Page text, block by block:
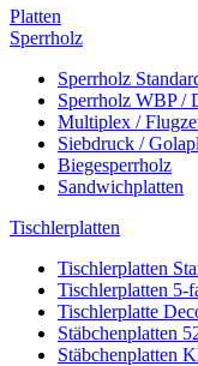
Platten
Sperrholz
Sperrholz
Sperrholz WBP /
Multiplex /
Siebdruck /
Biegesperrholz
Sandwichplatten
Tischlerplatten
Tischlerplatten
Tischlerplatten 5-
Tischlerplatte
Stäbchenplatten
Stäbchenplatten